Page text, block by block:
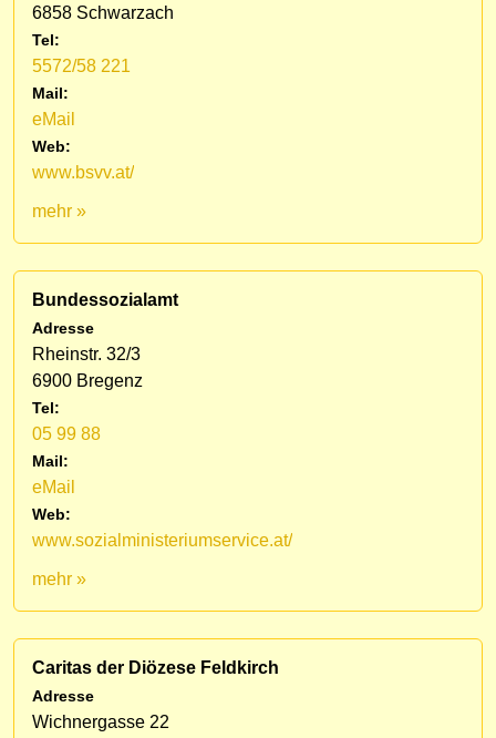
6858 Schwarzach
Tel:
5572/58 221
Mail:
eMail
Web:
www.bsvv.at/
mehr »
Bundessozialamt
Adresse
Rheinstr. 32/3
6900 Bregenz
Tel:
05 99 88
Mail:
eMail
Web:
www.sozialministeriumservice.at/
mehr »
Caritas der Diözese Feldkirch
Adresse
Wichnergasse 22